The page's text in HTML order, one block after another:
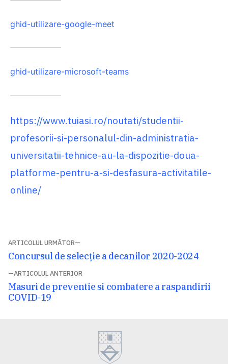
ghid-utilizare-google-meet
ghid-utilizare-microsoft-teams
https://www.tuiasi.ro/noutati/studentii-
profesorii-si-personalul-din-administratia-
universitatii-tehnice-au-la-dispozitie-doua-
platforme-pentru-a-si-desfasura-activitatile-
online/
Navigare
în
articole
ARTICOLUL ANTERIOR
Articolul
anterior:
Masuri de preventie si combatere a raspandirii
COVID-19
ARTICOLUL URMĂTOR
Articolul
Concursul de selecție a decanilor 2020-2024